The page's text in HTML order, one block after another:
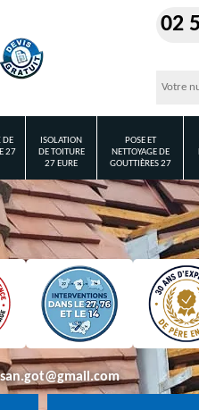
02
DE
27
ISOLATION
DE TOITURE
27 EURE
POSE ET
NETTOYAGE DE
GOUTTIÈRES 27